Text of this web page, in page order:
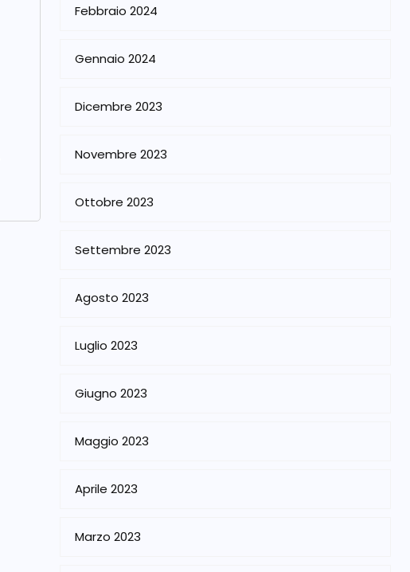
Febbraio 2024
Gennaio 2024
Dicembre 2023
Novembre 2023
Ottobre 2023
Settembre 2023
Agosto 2023
Luglio 2023
Giugno 2023
Maggio 2023
Aprile 2023
Marzo 2023